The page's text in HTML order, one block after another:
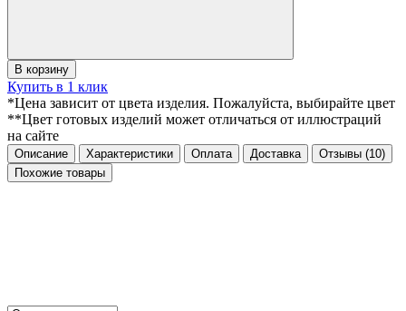
В корзину
Купить в 1 клик
*Цена зависит от цвета изделия. Пожалуйста, выбирайте цвет
**Цвет готовых изделий может отличаться от иллюстраций
на сайте
Описание Характеристики Оплата Доставка Отзывы (10)
Похожие товары